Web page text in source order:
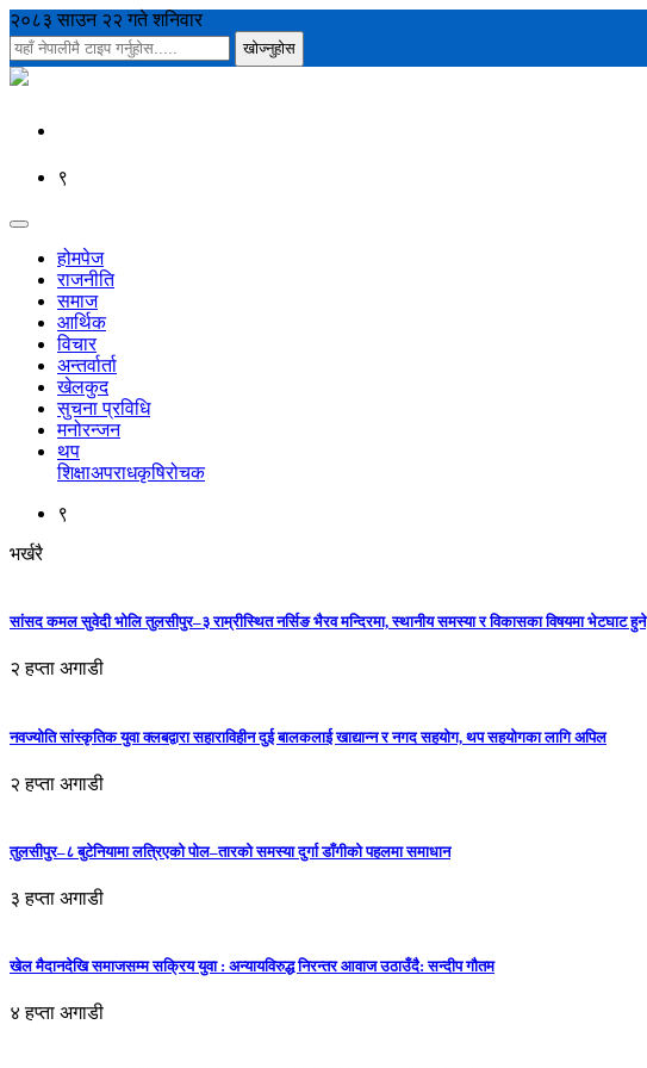
२०८३ साउन २२ गते शनिवार
९
होमपेज
राजनीति
समाज
आर्थिक
विचार
अन्तर्वार्ता
खेलकुद
सुचना प्रविधि
मनोरन्जन
थप
शिक्षाअपराधकृषिरोचक
९
भर्खरै
सांसद कमल सुवेदी भोलि तुलसीपुर–३ राम्रीस्थित नर्सिङ भैरव मन्दिरमा, स्थानीय समस्या र विकासका विषयमा भेटघाट हुने
२ हप्ता अगाडी
नवज्योति सांस्कृतिक युवा क्लबद्वारा सहाराविहीन दुई बालकलाई खाद्यान्न र नगद सहयोग, थप सहयोगका लागि अपिल
२ हप्ता अगाडी
तुलसीपुर–८ बुटेनियामा लत्रिएको पोल–तारको समस्या दुर्गा डाँगीको पहलमा समाधान
३ हप्ता अगाडी
खेल मैदानदेखि समाजसम्म सक्रिय युवा : अन्यायविरुद्ध निरन्तर आवाज उठाउँदै: सन्दीप गौतम
४ हप्ता अगाडी